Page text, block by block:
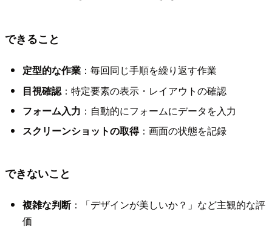
できること
定型的な作業：毎回同じ手順を繰り返す作業
目視確認：特定要素の表示・レイアウトの確認
フォーム入力 ：自動的にフォームにデータを入力
スクリーンショットの取得：画面の状態を記録
できないこと
複雑な判断：「デザインが美しいか？」など主観的な評
価